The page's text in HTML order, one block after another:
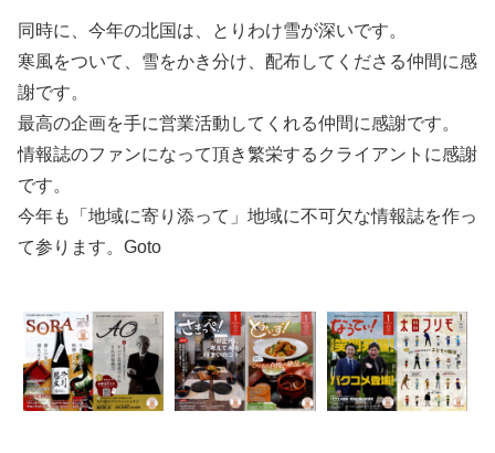
同時に、今年の北国は、とりわけ雪が深いです。
寒風をついて、雪をかき分け、配布してくださる仲間に感
謝です。
最高の企画を手に営業活動してくれる仲間に感謝です。
情報誌のファンになって頂き繁栄するクライアントに感謝
です。
今年も「地域に寄り添って」地域に不可欠な情報誌を作っ
て参ります。Goto